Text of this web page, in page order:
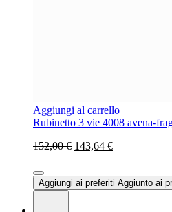
Aggiungi al carrello
Rubinetto 3 vie 4008 avena-
152,00 € 143,64 €
Aggiungi ai preferiti Aggiunto ai